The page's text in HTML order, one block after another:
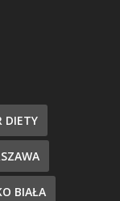
DIETY
BIAŁA